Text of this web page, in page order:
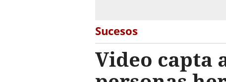
Sucesos
Video capta